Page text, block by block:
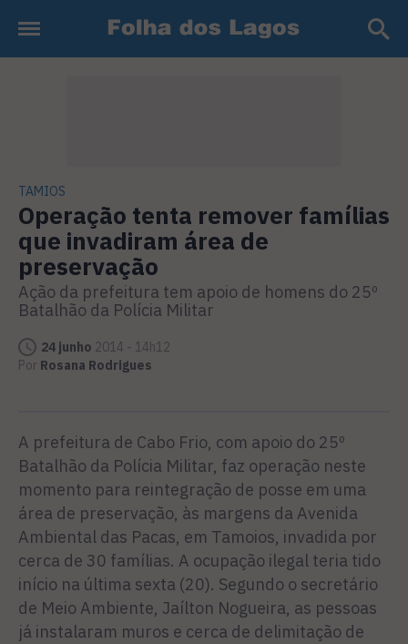
TAMIOS
Operação tenta remover famílias
que invadiram área de
preservação
Ação da prefeitura tem apoio de homens do 25º
Batalhão da Polícia Militar
24 junho 2014 - 14h12
Por Rosana Rodrigues
A prefeitura de Cabo Frio, com apoio do 25º
Batalhão da Polícia Militar, faz operação neste
momento para reintegração de posse em uma
área de preservação, às margens da Avenida
Ambiental das Pacas, em Tamoios, invadida por
cerca de 30 famílias. A ocupação ilegal teria tido
início na última sexta (20). Segundo o secretário
de Meio Ambiente, Jaílton Nogueira, as pessoas
já instalaram muros e cerca de delimitação de